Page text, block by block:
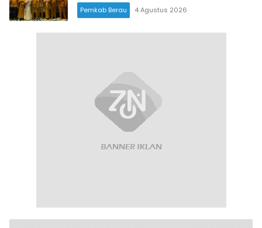
Pemkab Berau 4 Agustus 2026